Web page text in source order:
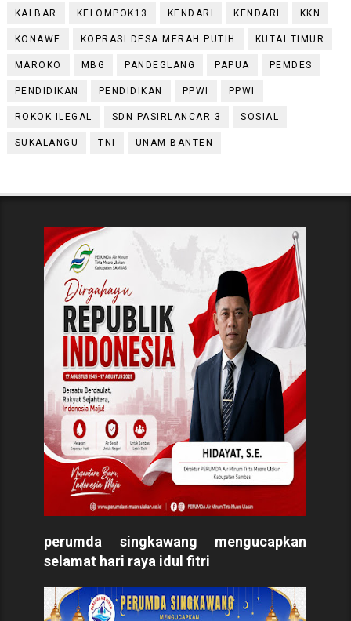
KALBAR KELOMPOK13 KENDARI KENDARI KKN
KONAWE KOPRASI DESA MERAH PUTIH KUTAI TIMUR
MAROKO MBG PANDEGLANG PAPUA PEMDES
PENDIDIKAN PENDIDIKAN PPWI PPWI
ROKOK ILEGAL SDN PASIRLANCAR 3 SOSIAL
SUKALANGU TNI UNAM BANTEN
perumda singkawang mengucapkan
selamat hari raya idul fitri